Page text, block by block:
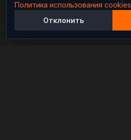
Политика использования cookies
Отклонить